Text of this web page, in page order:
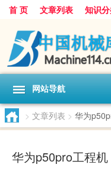
首 页 文章列表 知识
网站导航
> 文章列表 > 华为
华为p50pro工程机